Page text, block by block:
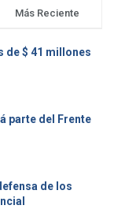
Más Reciente
de $ 41 millones
parte del Frente
de los